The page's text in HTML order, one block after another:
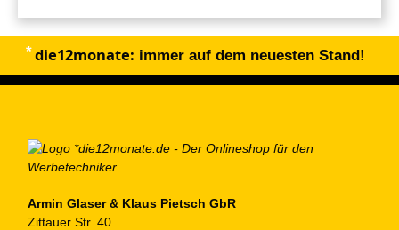
die12monate: immer auf dem neuesten Stand!
Armin Glaser & Klaus Pietsch GbR
Zittauer Str. 40